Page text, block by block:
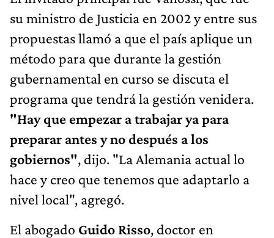
su ministro de Justicia en 2002 y entre sus
propuestas llamó a que el país aplique un
método para que durante la gestión
gubernamental en curso se discuta el
programa que tendrá la gestión venidera.
"Hay que empezar a trabajar ya para
preparar antes y no después a los
gobiernos", dijo. "La Alemania actual lo
hace y creo que tenemos que adaptarlo a
nivel local", agregó.
El abogado Guido Risso, doctor en